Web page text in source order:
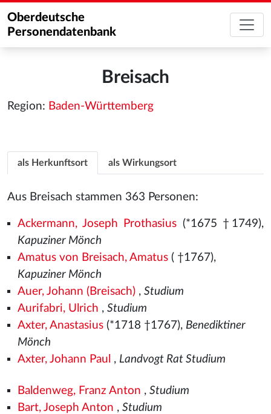
Oberdeutsche
Personendatenbank
Breisach
Region: Baden-Württemberg
als Herkunftsort als Wirkungsort
Aus Breisach stammen 363 Personen:
Ackermann, Joseph Prothasius (*1675 †1749),
Kapuziner Mönch
Amatus von Breisach, Amatus( †1767),
Kapuziner Mönch
Auer, Johann (Breisach), Studium
Aurifabri, Ulrich , Studium
Axter, Anastasius(*1718 †1767), Benediktiner
Mönch
Axter, Johann Paul , Landvogt Rat Studium
Baldenweg, Franz Anton , Studium
Bart, Joseph Anton , Studium